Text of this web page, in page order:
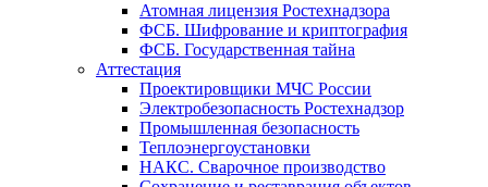
Атомная лицензия Ростехнадзора
ФСБ. Шифрование и криптография
ФСБ. Государственная тайна
Аттестация
Проектировщики МЧС России
Электробезопасность Ростехнадзор
Промышленная безопасность
Теплоэнергоустановки
НАКС. Сварочное производство